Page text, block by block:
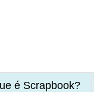
é Scrapbook?